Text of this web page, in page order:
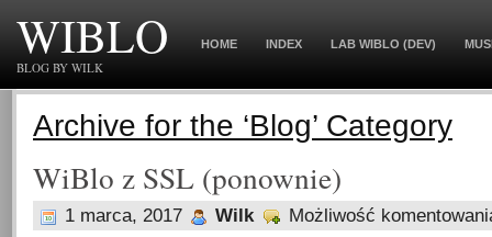
WIBLO
BLOG BY WILK
HOME INDEX LAB WIBLO (DEV)
Archive for the ‘Blog’ Category
WiBlo z SSL (ponownie)
1 marca, 2017 Wilk Możliwość